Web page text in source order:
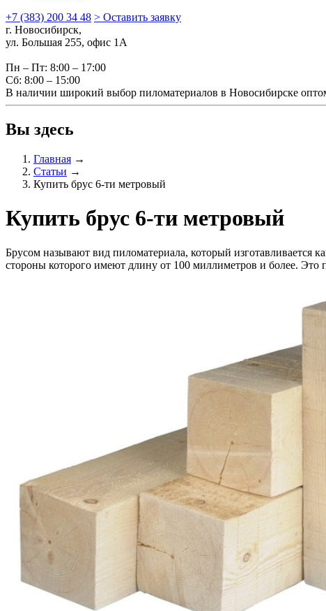
+7 (383) 200 34 48 > Оставить заявку
г. Новосибирск,
ул. Большая 255, офис 1А
Пн – Пт: 8:00 – 17:00
Сб: 8:00 – 15:00
В наличии широкий выбор пиломатериалов в Новосибирске
Вы здесь
Главная →
Статьи →
Купить брус 6-ти метровый
Купить брус 6-ти метровый
Брусом называют вид пиломатериала, который изготавливается
стороны которого имеют длину от 100 миллиметров и более. Это